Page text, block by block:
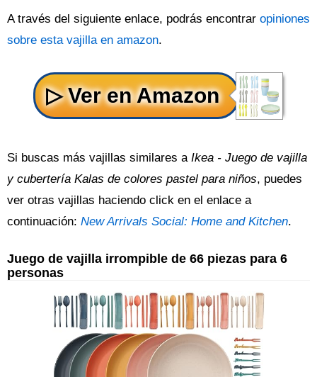
A través del siguiente enlace, podrás encontrar opiniones
sobre esta vajilla en amazon.
Si buscas más vajillas similares a Ikea - Juego de vajilla
y cubertería Kalas de colores pastel para niños, puedes
ver otras vajillas haciendo click en el enlace a
continuación: New Arrivals Social: Home and Kitchen.
Juego de vajilla irrompible de 66 piezas para 6
personas